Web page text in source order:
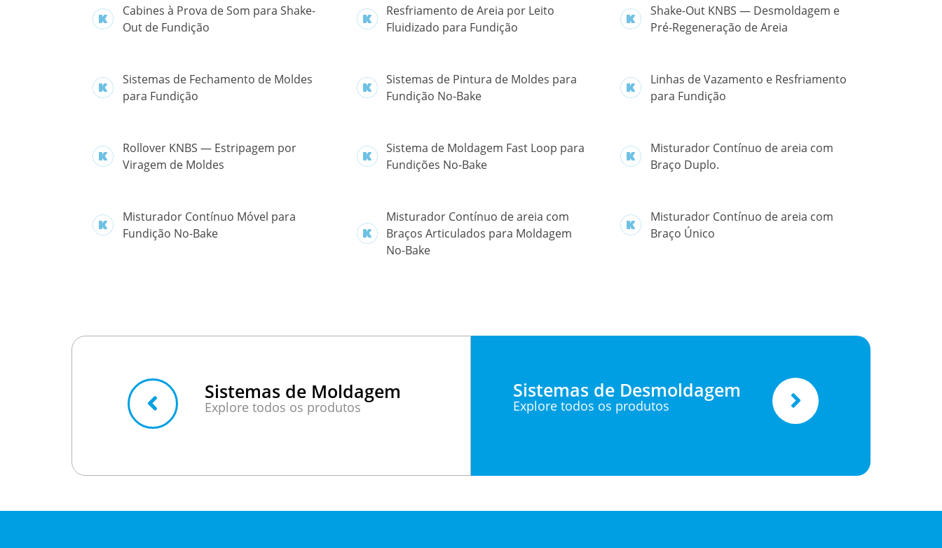
Cabines à Prova de Som para Shake-
Out de Fundição
Resfriamento de Areia por Leito
Fluidizado para Fundição
Shake-Out KNBS — Desmoldagem e
Pré-Regeneração de Areia
Sistemas de Fechamento de Moldes
para Fundição
Sistemas de Pintura de Moldes para
Fundição No-Bake
Linhas de Vazamento e Resfriamento
para Fundição
Rollover KNBS — Estripagem por
Viragem de Moldes
Sistema de Moldagem Fast Loop para
Fundições No-Bake
Misturador Contínuo de areia com
Braço Duplo.
Misturador Contínuo Móvel para
Fundição No-Bake
Misturador Contínuo de areia com
Braços Articulados para Moldagem
No-Bake
Misturador Contínuo de areia com
Braço Único
Sistemas de Moldagem
Explore todos os produtos
Sistemas de Desmoldagem
Explore todos os produtos